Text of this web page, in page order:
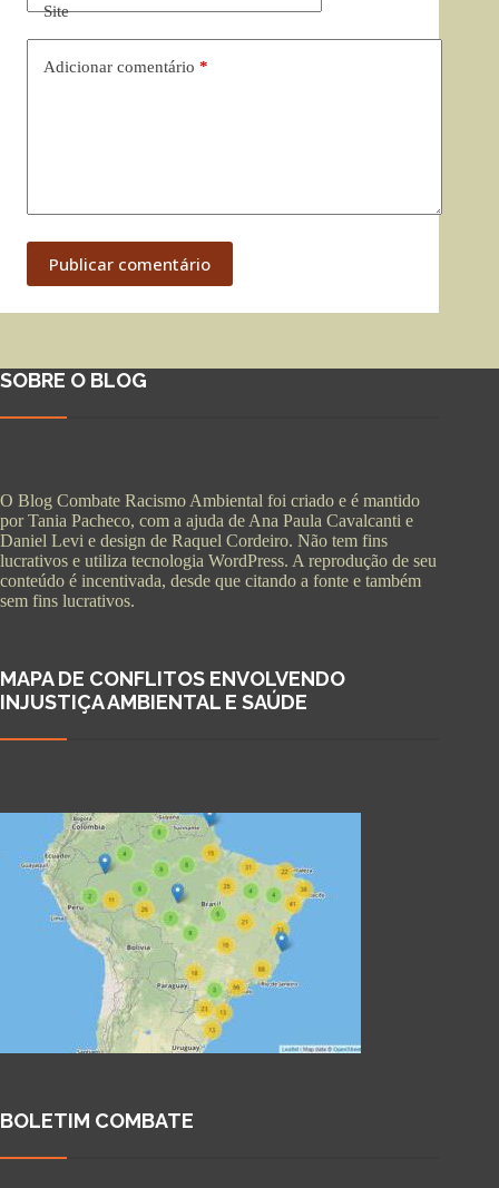
Site
Adicionar comentário *
Publicar comentário
SOBRE O BLOG
O Blog Combate Racismo Ambiental foi criado e é mantido
por Tania Pacheco, com a ajuda de Ana Paula Cavalcanti e
Daniel Levi e design de Raquel Cordeiro. Não tem fins
lucrativos e utiliza tecnologia WordPress. A reprodução de seu
conteúdo é incentivada, desde que citando a fonte e também
sem fins lucrativos.
MAPA DE CONFLITOS ENVOLVENDO
INJUSTIÇA AMBIENTAL E SAÚDE
BOLETIM COMBATE